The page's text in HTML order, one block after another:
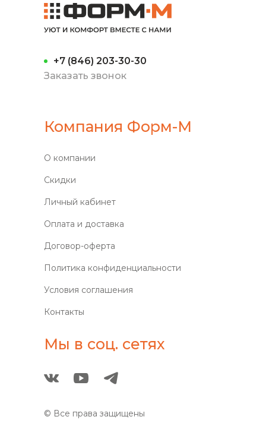
+7 (846) 203-30-30
Заказать звонок
Компания Форм-М
О компании
Скидки
Личный кабинет
Оплата и доставка
Договор-оферта
Политика конфиденциальности
Условия соглашения
Контакты
Мы в соц. сетях
© Все права защищены